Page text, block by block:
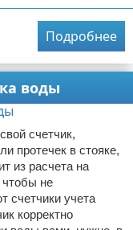
Подробнее
воды
счетчик,
протечек в стояке,
из расчета на
чтобы не
счетчики учета
корректно